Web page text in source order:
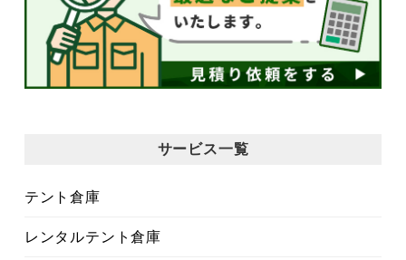
サービス一覧
テント倉庫
レンタルテント倉庫